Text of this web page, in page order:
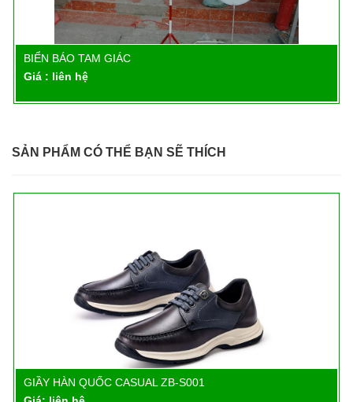
BIỂN BÁO TAM GIÁC
Giá : liên hệ
SẢN PHẨM CÓ THỂ BẠN SẼ THÍCH
Chi tiết
GIẦY HÀN QUỐC CASUAL ZB-S001